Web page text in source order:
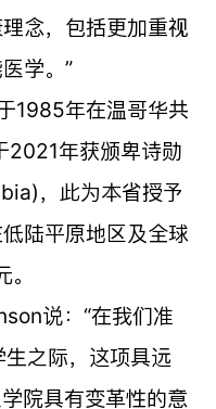
念，包括更加重视
学。”
1985年在温哥华共
2021年获颁卑诗勋
，此为本省授予
陆平原地区及全球
说：“在我们准
之际，这项具远
院具有变革性的意